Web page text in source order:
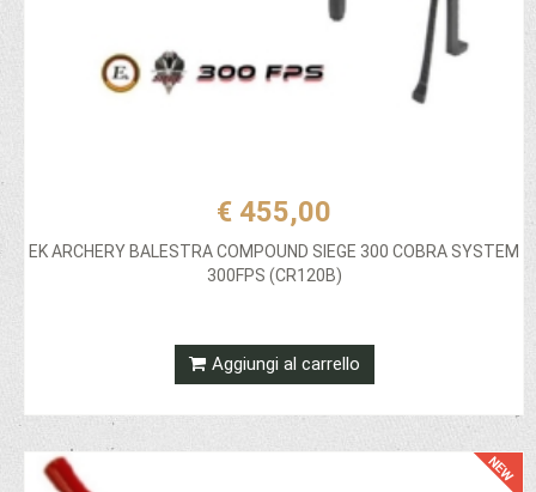
€ 455,00
EK ARCHERY BALESTRA COMPOUND SIEGE 300 COBRA SYSTEM
300FPS (CR120B)
Aggiungi al carrello